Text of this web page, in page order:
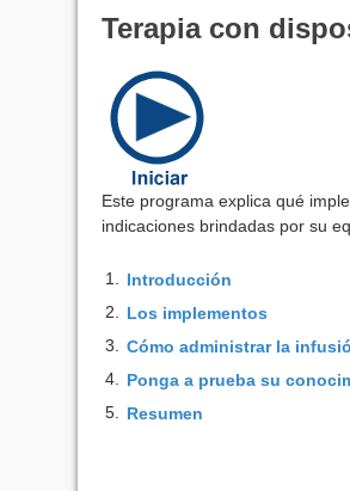
Terapia con
Este programa explica qué
indicaciones brindadas por su
1. Introducción
2. Los implementos
3. Cómo administrar la
4. Ponga a prueba su
5. Resumen